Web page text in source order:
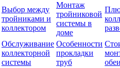
Выбор между
тройниками и
коллектором
Монтаж
тройниковой
системы в
доме
Обслуживание
коллекторной
системы
Особенности
прокладки
труб